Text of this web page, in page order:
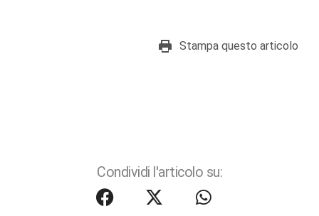
Stampa questo articolo
Condividi l'articolo su: